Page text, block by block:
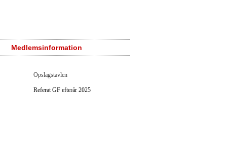
Medlemsinformation
Opslagstavlen
Referat GF efterår 2025